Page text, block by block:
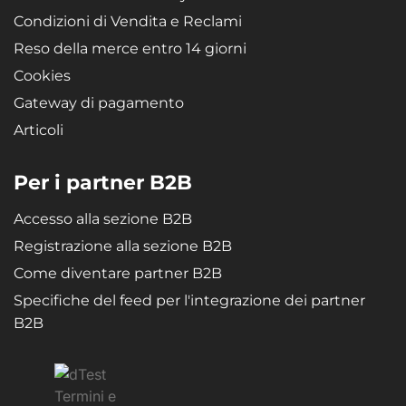
Condizioni di Vendita e Reclami
Reso della merce entro 14 giorni
Cookies
Gateway di pagamento
Articoli
Per i partner B2B
Accesso alla sezione B2B
Registrazione alla sezione B2B
Come diventare partner B2B
Specifiche del feed per l'integrazione dei partner
B2B